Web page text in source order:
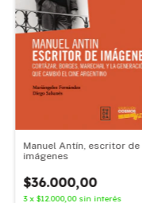
Manuel Antín, escritor de
imágenes
$36.000,00
3 x $12.000,00 sin interés